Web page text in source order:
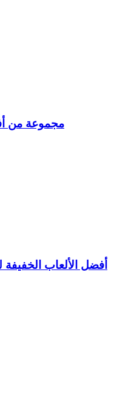
مجموعة من أفضل 10 ألعاب
أفضل الألعاب